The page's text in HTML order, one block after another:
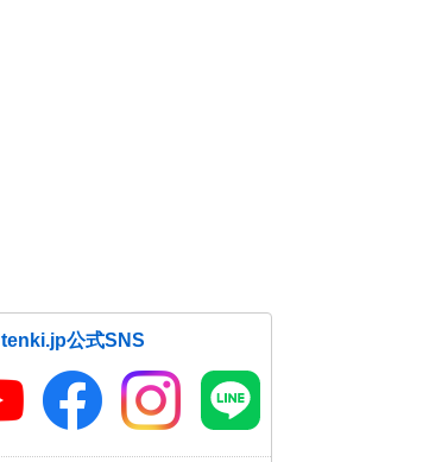
tenki.jp公式SNS